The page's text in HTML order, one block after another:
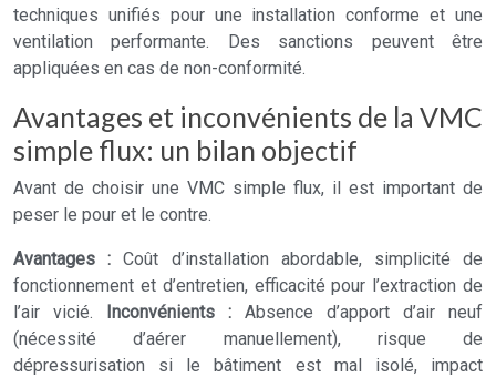
techniques unifiés pour une installation conforme et une
ventilation performante. Des sanctions peuvent être
appliquées en cas de non-conformité.
Avantages et inconvénients de la VMC
simple flux: un bilan objectif
Avant de choisir une VMC simple flux, il est important de
peser le pour et le contre.
Avantages :Coût d’installation abordable, simplicité de
fonctionnement et d’entretien, efficacité pour l’extraction de
l’air vicié.
Inconvénients : Absence d’apport d’air neuf
(nécessité d’aérer manuellement), risque de
dépressurisation si le bâtiment est mal isolé, impact